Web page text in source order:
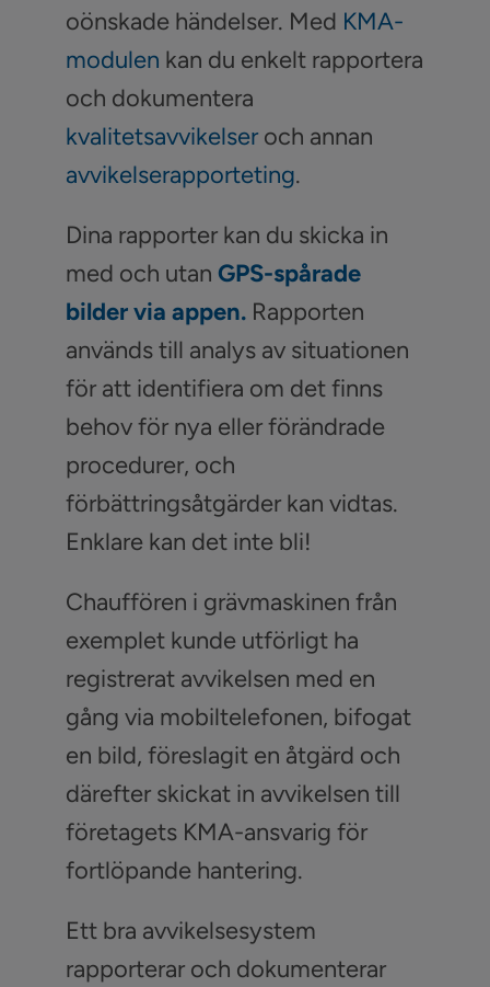
oönskade händelser. Med KMA-
modulen kan du enkelt rapportera
och dokumentera
kvalitetsavvikelseroch annan
avvikelserapporteting.
Dina rapporter kan du skicka in
med och utan GPS-spårade
bilder via appen.Rapporten
används till analys av situationen
för att identifiera om det finns
behov för nya eller förändrade
procedurer, och
förbättringsåtgärder kan vidtas.
Enklare kan det inte bli!
Chauffören i grävmaskinen från
exemplet kunde utförligt ha
registrerat avvikelsen med en
gång via mobiltelefonen, bifogat
en bild, föreslagit en åtgärd och
därefter skickat in avvikelsen till
företagets KMA-ansvarig för
fortlöpande hantering.
Ett bra avvikelsesystem
rapporterar och dokumenterar